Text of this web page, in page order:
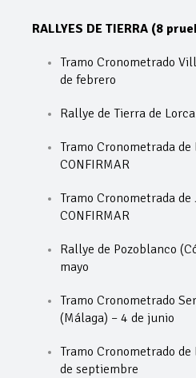
RALLYES DE TIERRA (8
Tramo Cronometrado
de febrero
Rallye de Tierra de
Tramo Cronometrada de
CONFIRMAR
Tramo Cronometrada de
CONFIRMAR
Rallye de Pozoblanco
mayo
Tramo Cronometrado
(Málaga) – 4 de junio
Tramo Cronometrado
de septiembre